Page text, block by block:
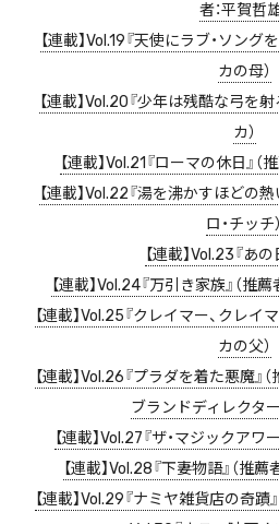
者：平賀哲雄
【連載】Vol.19『天使にラブ・ソング
カの母）
【連載】Vol.20『少年は残酷な弓を射
カ）
【連載】Vol.21『ローマの休日』（
【連載】Vol.22『湯を沸かすほどの
ロ・チッチ）
【連載】Vol.23『あ
【連載】Vol.24『万引き家族』（推薦
【連載】Vol.25『クレイマー、クレイ
カの父）
【連載】Vol.26『プラダを着た悪魔』
ブランドディレクター
【連載】Vol.27『ザ・マジックアワ
【連載】Vol.28『下妻物語』（推薦
【連載】Vol.29『ナミヤ雑貨店の奇蹟